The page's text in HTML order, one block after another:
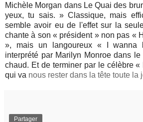
Michèle Morgan dans Le Quai des
yeux, tu sais. » Classique, mais
semble avoir eu de l'effet sur la
chante à son « président » non pas «
», mais un langoureux « I wanna
interprété par Marilyn Monroe dans
chaud. Et de terminer par le célèbre
qui va nous rester dans la tête toute la
Partager